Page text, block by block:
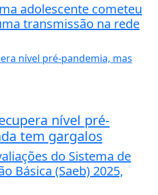
adolescente cometeu
transmissão na rede
nível pré-
tem gargalos
do Sistema de
Básica (Saeb) 2025,